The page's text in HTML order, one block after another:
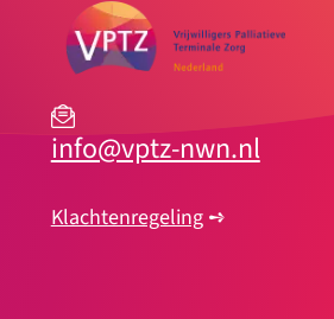
info@vptz-nwn.nl
Klachtenregeling➺